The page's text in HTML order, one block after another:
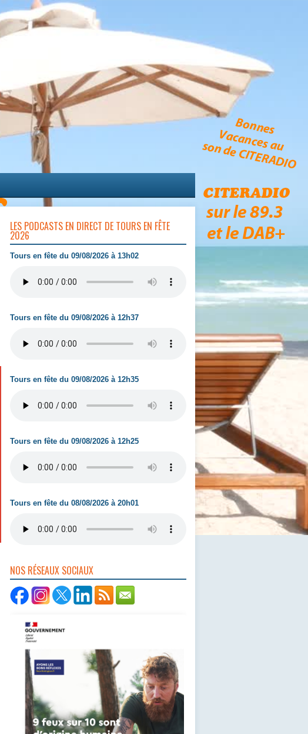
LES PODCASTS EN DIRECT DE TOURS EN FÊTE
2026
Tours en fête du 09/08/2026 à 13h02
Tours en fête du 09/08/2026 à 12h37
Tours en fête du 09/08/2026 à 12h35
Tours en fête du 09/08/2026 à 12h25
Tours en fête du 08/08/2026 à 20h01
NOS RÉSEAUX SOCIAUX